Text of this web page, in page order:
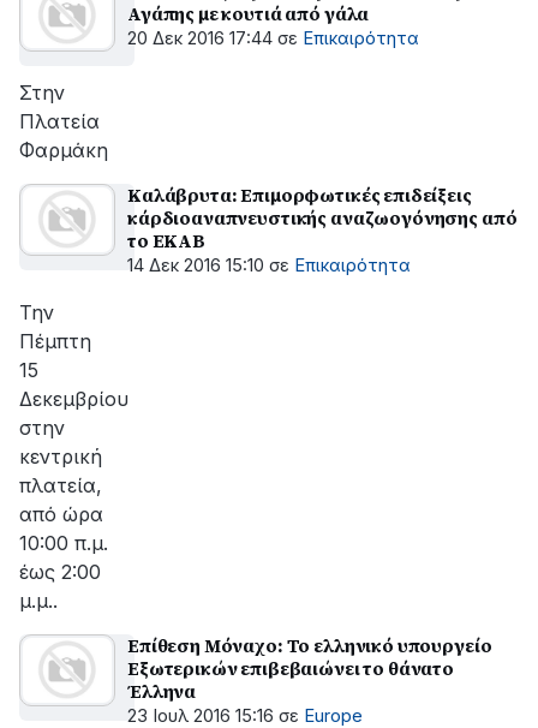
Αγάπης με κουτιά από γάλα
20 Δεκ 2016 17:44 σε Επικαιρότητα
Στην
Πλατεία
Φαρμάκη
Καλάβρυτα: Επιμορφωτικές επιδείξεις
κάρδιοαναπνευστικής αναζωογόνησης από
το ΕΚΑΒ
14 Δεκ 2016 15:10 σε Επικαιρότητα
Την
Πέμπτη
15
Δεκεμβρίου
στην
κεντρική
πλατεία,
από ώρα
10:00 π.μ.
έως 2:00
μ.μ..
Επίθεση Μόναχο: Το ελληνικό υπουργείο
Εξωτερικών επιβεβαιώνει το θάνατο
Έλληνα
23 Ιουλ 2016 15:16 σε Europe